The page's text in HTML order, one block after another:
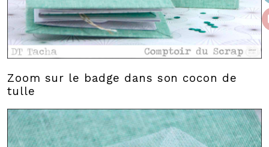
Zoom sur le badge dans son cocon de
tulle